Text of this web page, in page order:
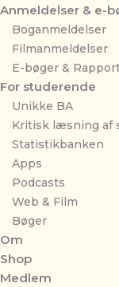
Anmeldelser & e-
Boganmeldelser
Filmanmeldelser
E-bøger &
For studerende
Unikke BA
Kritisk læsning af
Statistikbanken
Apps
Podcasts
Web & Film
Bøger
Om
Shop
Medlem